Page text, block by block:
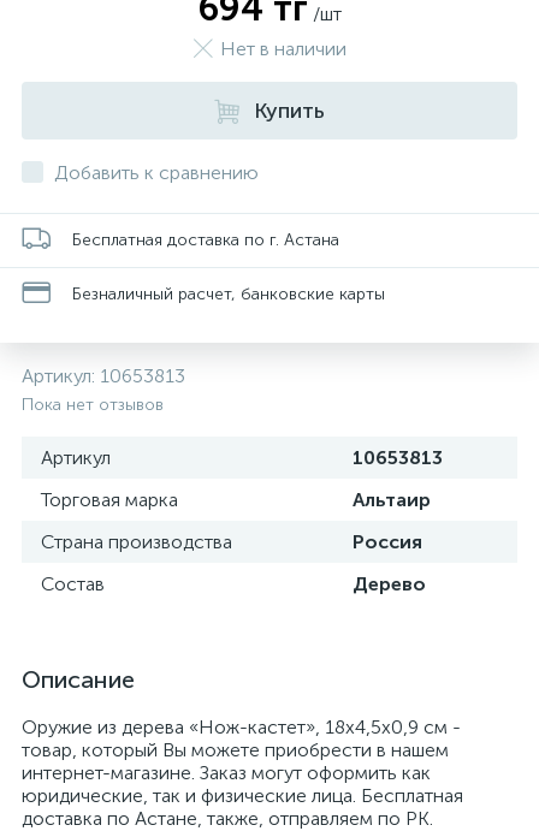
/шт
Нет в наличии
Купить
Добавить к сравнению
Бесплатная доставка по г. Астана
Безналичный расчет, банковские карты
Артикул: 10653813
Пока нет отзывов
Артикул
10653813
Торговая марка
Альтаир
Страна производства
Россия
Состав
Дерево
Описание
Оружие из дерева «Нож-кастет», 18х4,5х0,9 см -
товар, который Вы можете приобрести в нашем
интернет-магазине. Заказ могут оформить как
юридические, так и физические лица. Бесплатная
доставка по Астане, также, отправляем по РК.